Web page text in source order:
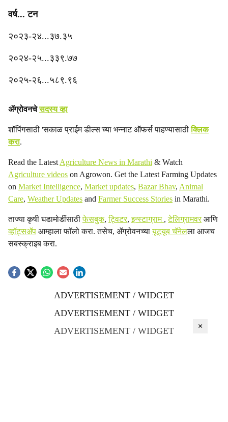
वर्ष... टन
२०२३-२४...३७.३५
२०२४-२५...३३९.७७
२०२५-२६...५८९.९६
ॲग्रोवनचेसदस्य व्हा
शॉपिंगसाठी 'सकाळ प्राईम डील्स'च्या भन्नाट ऑफर्स पाहण्यासाठीक्लिक
करा.
Read the Latest Agriculture News in Marathi & Watch
Agriculture videos on Agrowon. Get the Latest Farming Updates
on Market Intelligence, Market updates, Bazar Bhav, Animal
Care, Weather Updates and Farmer Success Stories in Marathi.
ताज्या कृषी घडामोडींसाठीफेसबुक,ट्विटर,इन्स्टाग्राम ,टेलिग्रामवरआणि
व्हॉट्सॲप आम्हाला फॉलो करा. तसेच, ॲग्रोवनच्यायूट्यूब चॅनेलला आजच
सबस्क्राइब करा.
ADVERTISEMENT / WIDGET
ADVERTISEMENT / WIDGET
ADVERTISEMENT / WIDGET
×